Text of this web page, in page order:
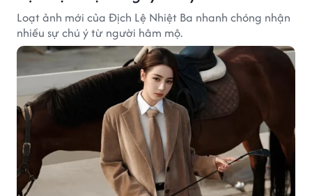
Loạt ảnh mới của Địch Lệ Nhiệt Ba nhanh chóng nhận
nhiều sự chú ý từ người hâm mộ.